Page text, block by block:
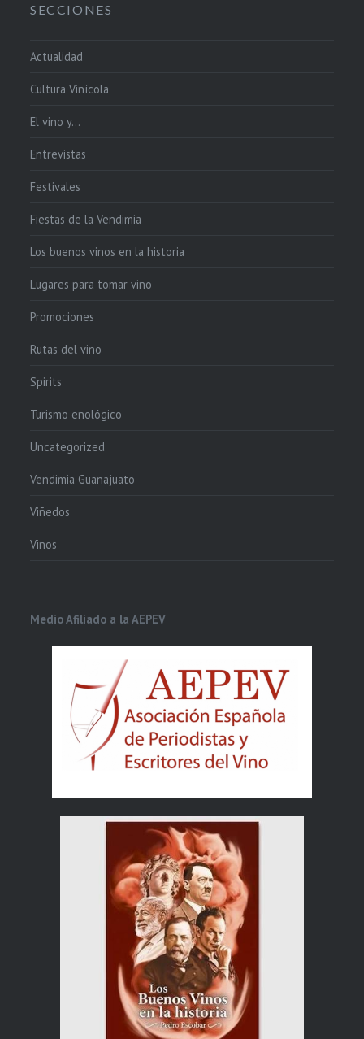
SECCIONES
Actualidad
Cultura Vinícola
El vino y…
Entrevistas
Festivales
Fiestas de la Vendimia
Los buenos vinos en la historia
Lugares para tomar vino
Promociones
Rutas del vino
Spirits
Turismo enológico
Uncategorized
Vendimia Guanajuato
Viñedos
Vinos
Medio Afiliado a la AEPEV